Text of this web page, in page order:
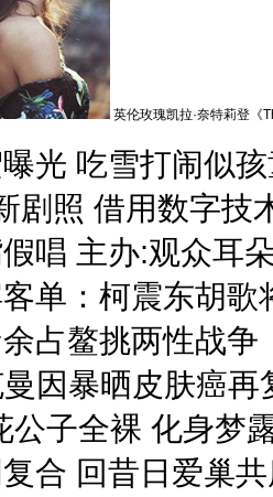
英伦玫瑰凯拉·奈特莉登《
光 吃雪打闹似
剧照 借用数字技
唱 主办:观众耳
单：柯震东胡歌
占鳌挑两性战争
曼因暴晒皮肤癌再
公子全裸 化身梦
合 回昔日爱巢